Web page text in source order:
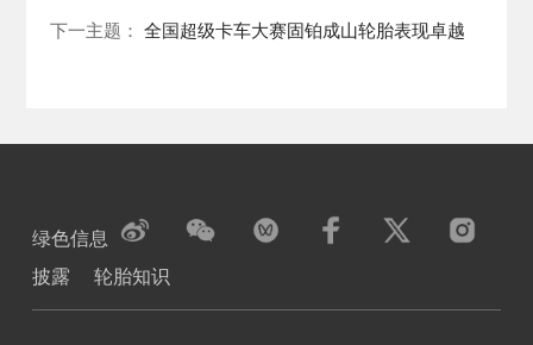
下一主题：全国超级卡车大赛固铂成山轮胎表现卓越
绿色信息
披露
轮胎知识